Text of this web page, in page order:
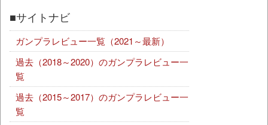
■サイトナビ
ガンプラレビュー一覧（2021～最新）
過去（2018～2020）のガンプラレビュー一
覧
過去（2015～2017）のガンプラレビュー一
覧